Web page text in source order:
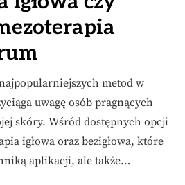
metod w
uwagę osób pragnących
skóry. Wśród dostępnych opcji
igłowa oraz bezigłowa, które
aplikacji, ale także…